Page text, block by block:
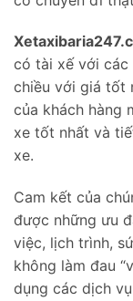
có tài xế với các
chiều với giá tốt
của khách hàng
xe tốt nhất và
xe.
Cam kết của
được những ưu
việc, lịch trình,
không làm đau
dụng các dịch